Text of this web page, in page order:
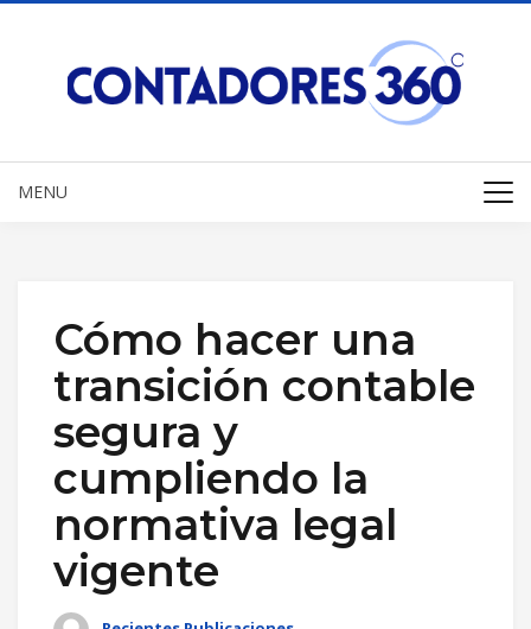
MENU
Cómo hacer una
transición contable
segura y
cumpliendo la
normativa legal
vigente